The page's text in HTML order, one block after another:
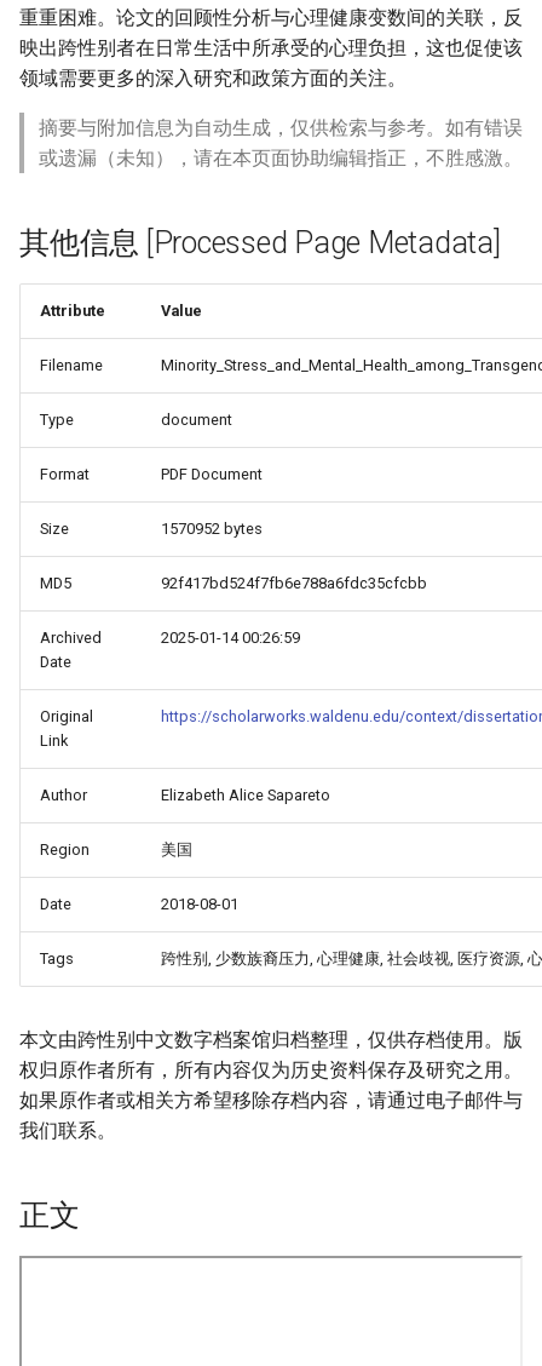
重重困难。论文的回顾性分析与心理健康变数间的关联，反
映出跨性别者在日常生活中所承受的心理负担，这也促使该
领域需要更多的深入研究和政策方面的关注。
摘要与附加信息为自动生成，仅供检索与参考。如有错误
或遗漏（未知），请在本页面协助编辑指正，不胜感激。
其他信息 [Processed Page Metadata]
Attribute Value
Filename
Type document
Format PDF Document
Size 1570952 bytes
MD5 92f417bd524f7fb6e788a6fdc35cfcbb
Archived
Date
2025-01-14 00:26:59
Original
Link
https://scholarworks.waldenu.edu/context/
Author Elizabeth Alice Sapareto
Region 美国
Date 2018-08-01
Tags 跨性别, 少数族裔压力, 心理健康, 社会歧视, 医疗资源,
本文由跨性别中文数字档案馆归档整理，仅供存档使用。版
权归原作者所有，所有内容仅为历史资料保存及研究之用。
如果原作者或相关方希望移除存档内容，请通过电子邮件与
我们联系。
正文